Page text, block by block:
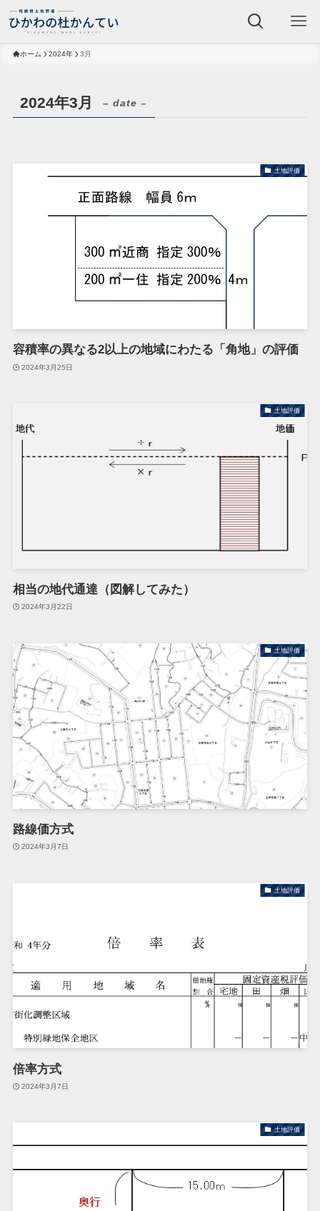
ホーム 2024年 3月
2024年3月 – date –
土地評価
容積率の異なる2以上の地域にわたる「角地」の評価
2024年3月25日
土地評価
相当の地代通達（図解してみた）
2024年3月22日
土地評価
路線価方式
2024年3月7日
土地評価
倍率方式
2024年3月7日
土地評価